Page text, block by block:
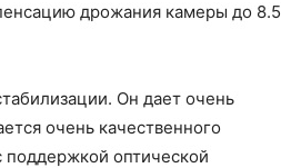
дрожания камеры до 8.5
Он дает очень
очень качественного
поддержкой оптической